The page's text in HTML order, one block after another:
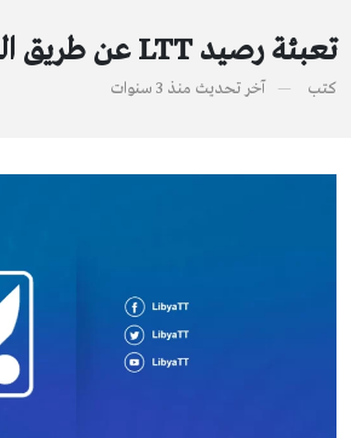
تعبئة رصيد LTT عن طريق النت 2023
كتب آخر تحديث منذ 3 سنوات